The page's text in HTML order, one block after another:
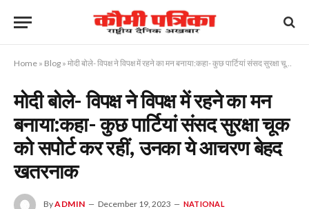
Home » Blog » मोदी बोले- विपक्ष ने विपक्ष में रहने का मन बनाया:कहा- कुछ पार्टियां संसद सुरक्षा चूक को सपोर्ट कर रहीं, उनका ये आचरण बेहद खतरनाक
मोदी बोले- विपक्ष ने विपक्ष में रहने का मन
बनाया:कहा- कुछ पार्टियां संसद सुरक्षा चूक
को सपोर्ट कर रहीं, उनका ये आचरण बेहद
खतरनाक
ByADMIN December 19, 2023 NATIONAL